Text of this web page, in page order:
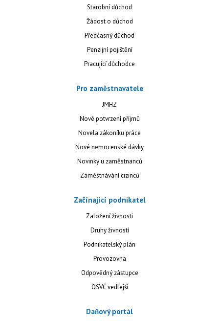
Starobní důchod
Žádost o důchod
Předčasný důchod
Penzijní pojištění
Pracující důchodce
Pro zaměstnavatele
JMHZ
Nové potvrzení příjmů
Novela zákoníku práce
Nové nemocenské dávky
Novinky u zaměstnanců
Zaměstnávání cizinců
Začínající podnikatel
Založení živnosti
Druhy živností
Podnikatelský plán
Provozovna
Odpovědný zástupce
OSVČ vedlejší
Daňový portál